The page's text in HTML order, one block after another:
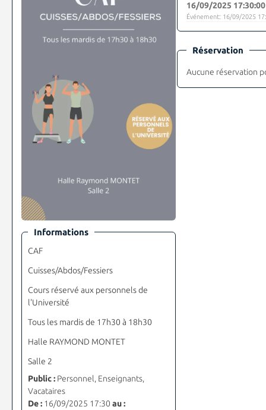
Informations
CAF
Cuisses/Abdos/Fessiers
Cours réservé aux personnels de
l'Université
Tous les mardis de 17h30 à 18h30
Halle RAYMOND MONTET
Salle 2
Public :Personnel, Enseignants,
Vacataires
De :16/09/2025 17:30 au :
16/09/2025 17:30:00
Événement: 16/09/2025
Réservation
Aucune réservation